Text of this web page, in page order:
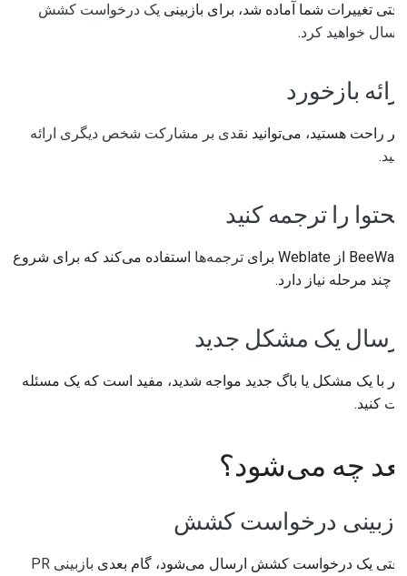
وقتی تغییرات شما آماده شد، برای بازبینی یک درخواست کشش
ارسال خواهید کرد.
ارائه بازخورد
اگر راحت هستید، می‌توانید نقدی بر مشارکت شخص دیگری ارائه
دهید.
محتوا را ترجمه کنید
BeeWare از Weblate برای ترجمه‌ها استفاده می‌کند که برای شروع
به چند مرحله نیاز دارد.
ارسال یک مشکل جدید
اگر با یک مشکل یا باگ جدید مواجه شدید، مفید است که یک مسئله
ثبت کنید.
بعد چه می‌شود؟
بازبینی درخواست کشش
وقتی یک درخواست کشش ارسال می‌شود، گام بعدی بازبینی PR